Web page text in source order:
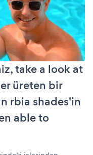
take a look at
üreten bir
rbia shades'in
able to